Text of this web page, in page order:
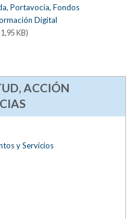
Portavocía, Fondos
Digital
KB)
ACCIÓN
y Servicios